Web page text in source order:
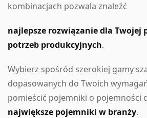
kombinacjach pozwala znaleźć
najlepsze rozwiązanie dla Twojej
potrzeb produkcyjnych.
Wybierz spośród szerokiej gamy
dopasowanych do Twoich
pomieścić pojemniki o pojemności
największe pojemniki w branży.